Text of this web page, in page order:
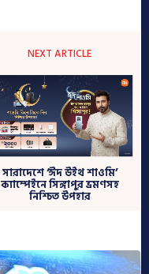
NEXT ARTICLE
সারাদেশে ‘ঈদ উইথ শাওমি’
ক্যাম্পেইনে সিঙ্গাপুর ভ্রমণসহ
নিশ্চিত উপহার